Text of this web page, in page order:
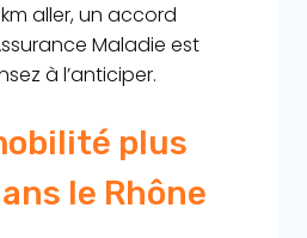
aller, un accord
Maladie est
à l’anticiper.
plus
le Rhône